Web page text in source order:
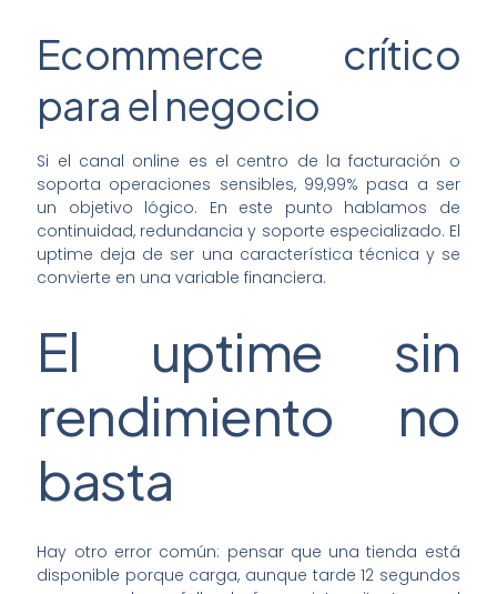
Ecommerce crítico
para el negocio
Si el canal online es el centro de la facturación o
soporta operaciones sensibles, 99,99% pasa a ser
un objetivo lógico. En este punto hablamos de
continuidad, redundancia y soporte especializado. El
uptime deja de ser una característica técnica y se
convierte en una variable financiera.
El uptime sin
rendimiento no
basta
Hay otro error común: pensar que una tienda está
disponible porque carga, aunque tarde 12 segundos